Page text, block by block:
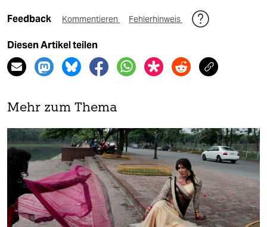
Feedback Kommentieren Fehlerhinweis
Diesen Artikel teilen
Mehr zum Thema